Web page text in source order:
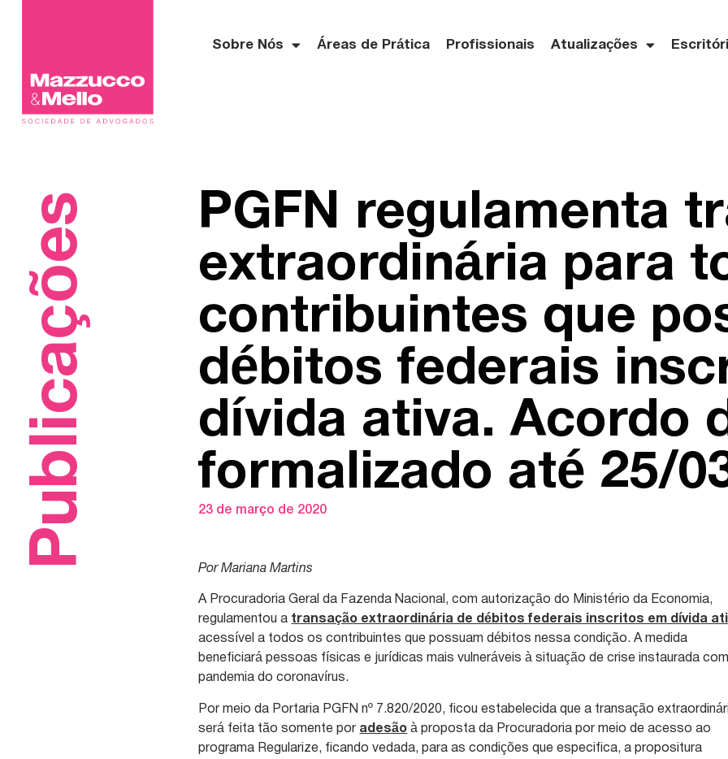
Sobre Nós Áreas de Prática Profissionais Atualizações
Publicações
PGFN regulamenta
extraordinária para
contribuintes que
débitos federais
dívida ativa. Acordo
formalizado até 25/
23 de março de 2020
Por Mariana Martins
A Procuradoria Geral da Fazenda Nacional, com autorização do Ministério da Economia,
regulamentou a transação extraordinária de débitos federais inscritos em dívida
acessível a todos os contribuintes que possuam débitos nessa condição. A medida
beneficiará pessoas físicas e jurídicas mais vulneráveis à situação de crise instaurada
pandemia do coronavírus.
Por meio da Portaria PGFN nº 7.820/2020, ficou estabelecida que a transação
será feita tão somente por adesão à proposta da Procuradoria por meio de acesso ao
programa Regularize, ficando vedada, para as condições que especifica, a propositura